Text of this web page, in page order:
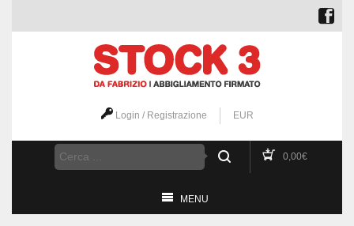
Login / Registrazione EUR
0,00€
MENU